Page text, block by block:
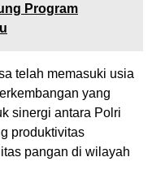
Program
telah memasuki usia
yang
sinergi antara Polri
produktivitas
pangan di wilayah